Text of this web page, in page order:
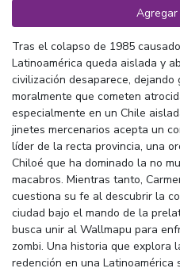
Tras el colapso de 1985
Latinoamérica queda aislada y
civilización desaparece,
moralmente que cometen
especialmente en un Chile
jinetes mercenarios acepta un
líder de la recta provincia, una
Chiloé que ha dominado la no
macabros. Mientras tanto,
cuestiona su fe al descubrir la
ciudad bajo el mando de la
busca unir al Wallmapu para
zombi. Una historia que explora
redención en una Latinoamérica